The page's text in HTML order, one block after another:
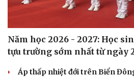
Năm học 2026 - 2027: Học
tựu trường sớm nhất từ ngày
Áp thấp nhiệt đới trên Biển